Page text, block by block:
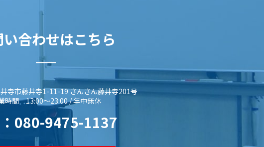
い合わせはこちら
寺市藤井寺1-11-19 さんさん藤井寺201号
時間 13:00～23:00 / 年中無休
080-9475-1137